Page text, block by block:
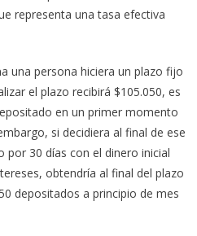
representa una tasa efectiva
una persona hiciera un plazo fijo
el plazo recibirá $105.050, es
en un primer momento
si decidiera al final de ese
por 30 días con el dinero inicial
obtendría al final del plazo
depositados a principio de mes